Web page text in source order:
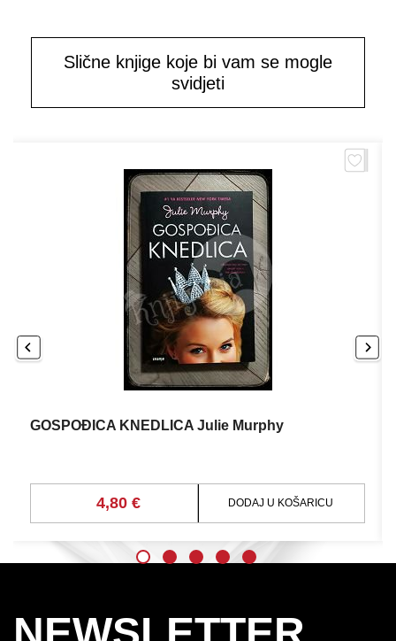
Slične knjige koje bi vam se mogle
svidjeti
GOSPOĐICA KNEDLICA Julie Murphy
4,80 € DODAJ U KOŠARICU